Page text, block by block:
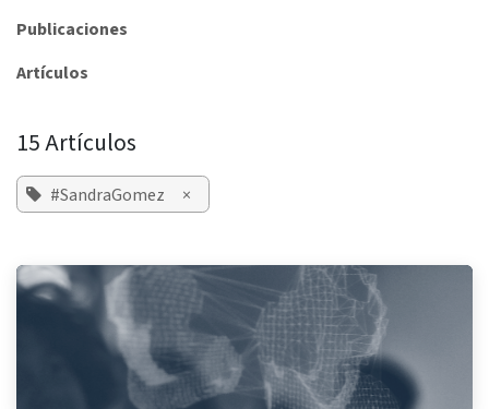
Publicaciones
Artículos
15 Artículos
#SandraGomez ×